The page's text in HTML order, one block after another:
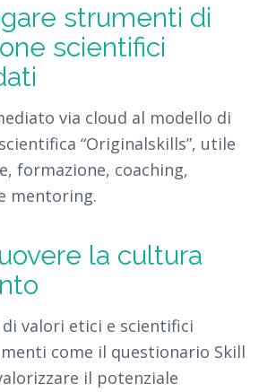
strumenti di
scientifici
via cloud al modello di
“Originalskills”, utile
formazione, coaching,
mentoring.
la cultura
valori etici e scientifici
come il questionario Skill
il potenziale